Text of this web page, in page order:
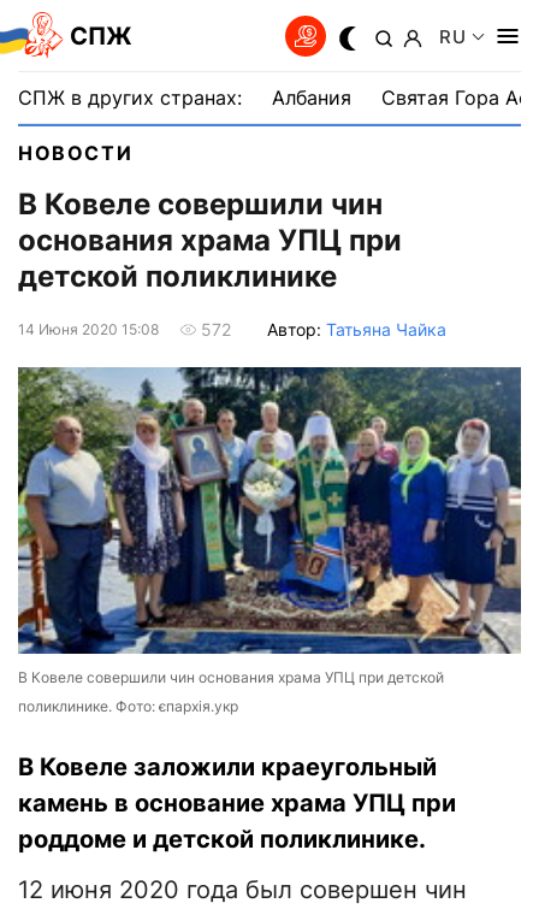
СПЖ RU
СПЖ в других странах: Албания Святая Гора
НОВОСТИ
В Ковеле совершили чин
основания храма УПЦ при
детской поликлинике
14 Июня 2020 15:08 572 Автор: Татьяна Чайка
В Ковеле совершили чин основания храма УПЦ при детской
поликлинике. Фото: єпархія.укр
В Ковеле заложили краеугольный
камень в основание храма УПЦ при
роддоме и детской поликлинике.
12 июня 2020 года был совершен чин